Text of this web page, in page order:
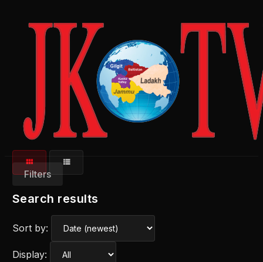
Filters
Search results
Sort by:
Display: